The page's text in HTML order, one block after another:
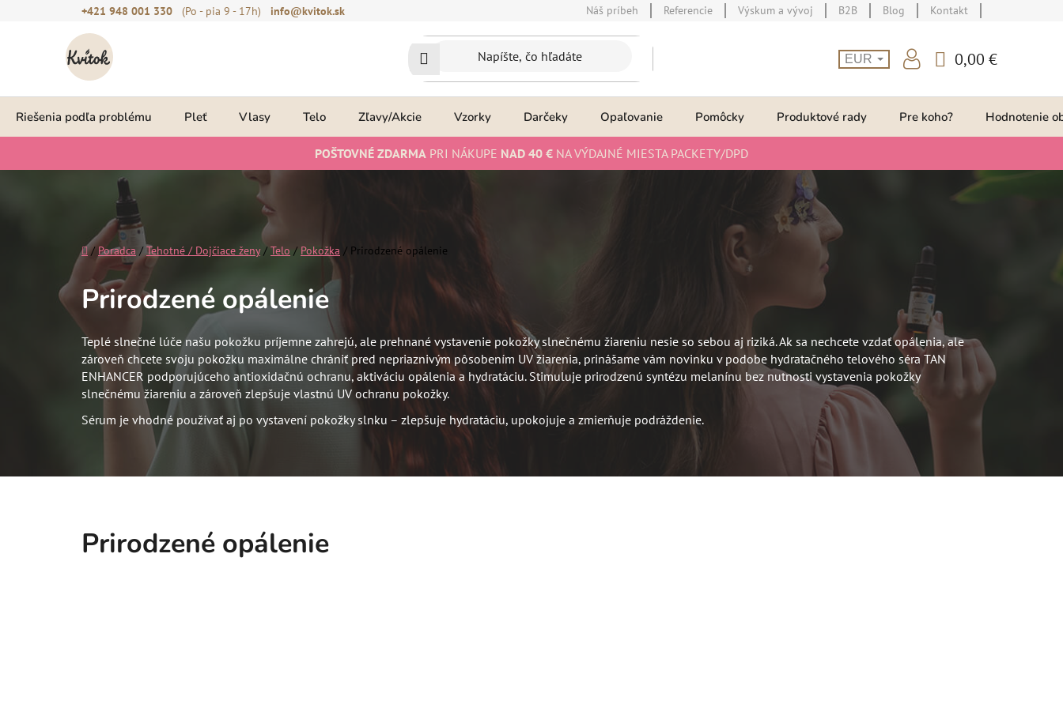
+421 948 001 330 (Po - pia 9 - 17h) info@kvitok.sk Náš príbeh Referencie Výskum a vývoj B2B Blog Kontakt
EUR
KOŠÍK
0,00 €
Riešenia podľa problému Pleť Vlasy Telo Zľavy/Akcie Vzorky Darčeky Opaľovanie Pomôcky Produktové rady Pre koho? Hodnotenie
POŠTOVNÉ ZDARMA PRI NÁKUPE NAD 40 € NA VÝDAJNÉ MIESTA PACKETY/DPD
Domov
/ Poradca / Tehotné / Dojčiace ženy / Telo / Pokožka / Prirodzené opálenie
Prirodzené opálenie
Teplé slnečné lúče našu pokožku príjemne zahrejú, ale prehnané vystavenie pokožky slnečnému žiareniu nesie so sebou aj riziká. Ak sa nechcete vzdať opálenia, ale
zároveň chcete svoju pokožku maximálne chrániť pred nepriaznivým pôsobením UV žiarenia, prinášame vám novinku v podobe hydratačného telového séra TAN
ENHANCER podporujúceho antioxidačnú ochranu, aktiváciu opálenia a hydratáciu. Stimuluje prirodzenú syntézu melanínu bez nutnosti vystavenia pokožky
slnečnému žiareniu a zároveň zlepšuje vlastnú UV ochranu pokožky.
Sérum je vhodné používať aj po vystavení pokožky slnku – zlepšuje hydratáciu, upokojuje a zmierňuje podráždenie.
Prirodzené opálenie